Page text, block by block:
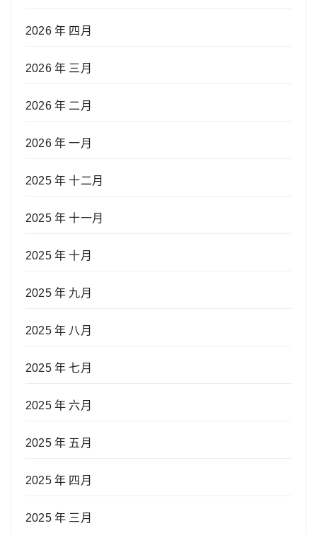
2026 年 四月
2026 年 三月
2026 年 二月
2026 年 一月
2025 年 十二月
2025 年 十一月
2025 年 十月
2025 年 九月
2025 年 八月
2025 年 七月
2025 年 六月
2025 年 五月
2025 年 四月
2025 年 三月